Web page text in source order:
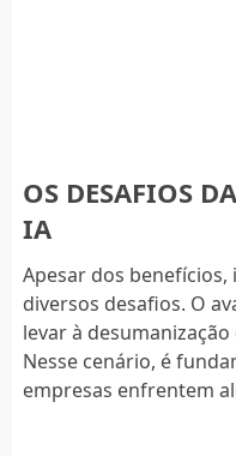
OS DESAFIOS
IA
Apesar dos
diversos desafios. O
levar à
Nesse cenário, é
empresas enfrentem